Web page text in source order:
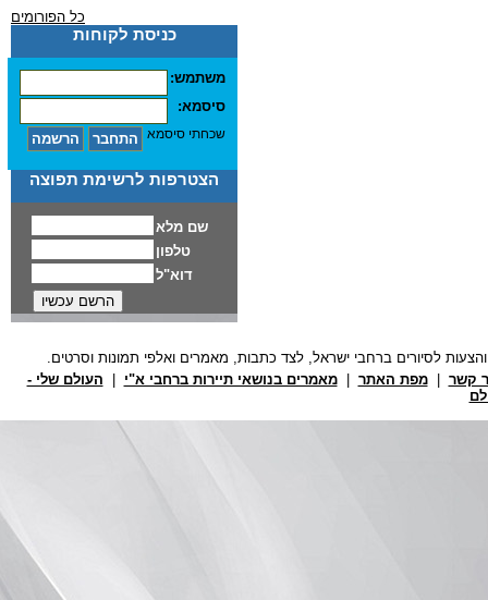
כל הפורומים
כניסת לקוחות
משתמש:
סיסמא:
שכחתי סיסמא
הצטרפות לרשימת תפוצה
קשר |מפת האתר |מאמרים בנושאי תיירות ברחבי א"י
העולם שלי -